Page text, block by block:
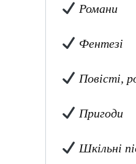
Романи
Фентезі
Повісті,
Пригоди
Шкільні